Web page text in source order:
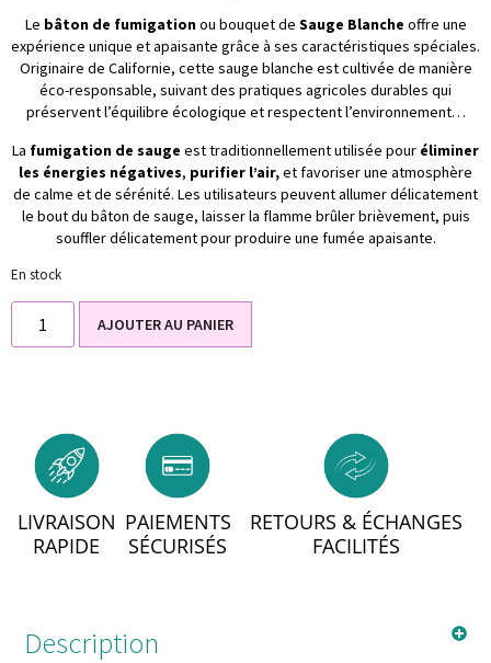
Le bâton de fumigationou bouquet de Sauge Blanche offre une
expérience unique et apaisante grâce à ses caractéristiques spéciales.
Originaire de Californie, cette sauge blanche est cultivée de manière
éco-responsable, suivant des pratiques agricoles durables qui
préservent l’équilibre écologique et respectent l’environnement…
La fumigation de sauge est traditionnellement utilisée pour éliminer
les énergies négatives, purifier l’air,et favoriser une atmosphère
de calme et de sérénité. Les utilisateurs peuvent allumer délicatement
le bout du bâton de sauge, laisser la flamme brûler brièvement, puis
souffler délicatement pour produire une fumée apaisante.
En stock
AJOUTER AU PANIER
LIVRAISON
RAPIDE
PAIEMENTS
SÉCURISÉS
RETOURS & ÉCHANGES
FACILITÉS
Description